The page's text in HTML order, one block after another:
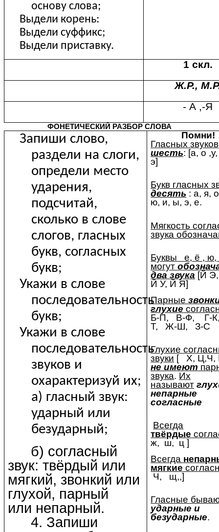
основу слова;
Выдели корень:
Выдели суффикс;
Выдели приставку.
1 скл.
Ж.Р.,
- А ,-Я
ФОНЕТИЧЕСКИЙ РАЗБОР СЛОВА
Запиши слово,
раздели на слоги,
определи место
ударения,
подсчитай,
сколько в слове
слогов, гласных
букв, согласных
букв;
Укажи в слове
последовательность
букв;
Укажи в слове
последовательность
звуков и
охарактеризуй их;
а) гласный звук:
ударный или
безударный;
б) согласный
звук: твёрдый или
мягкий, звонкий или
глухой, парный
или непарный.
4. Запиши
Помни!
Гласных звуков
шесть: [а, о
э]
Букв гласных
десять : а, я,
ю, и, ы, э, е.
Мягкость
звука
Буквы е, ё , ю,
могут
два звука [Й
Й У, Й Я]
Парные
глухие
Б-П, В-Ф, Г-
Т, Ж-Ш, З-С
Глухие
звуки [ Х,
не имеют
звука. Их
называют
непарные
согласные
Всегда
твёрдые
ж, ш, ц ]
Всегда
мягкие
Ч, щ,,]
Гласные
ударные и
безударные.